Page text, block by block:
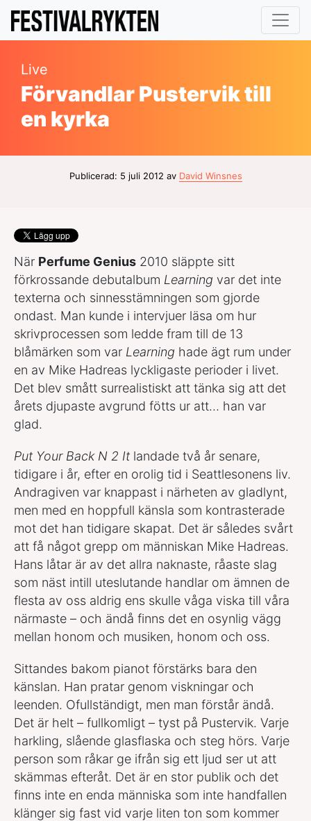
Live
Förvandlar Pustervik till
en kyrka
Publicerad: 5 juli 2012 av David Winsnes
När Perfume Genius 2010 släppte sitt
förkrossande debutalbum Learning var det inte
texterna och sinnesstämningen som gjorde
ondast. Man kunde i intervjuer läsa om hur
skrivprocessen som ledde fram till de 13
blåmärken som var Learning hade ägt rum under
en av Mike Hadreas lyckligaste perioder i livet.
Det blev smått surrealistiskt att tänka sig att det
årets djupaste avgrund fötts ur att… han var
glad.
Put Your Back N 2 It landade två år senare,
tidigare i år, efter en orolig tid i Seattlesonens liv.
Andragiven var knappast i närheten av gladlynt,
men med en hoppfull känsla som kontrasterade
mot det han tidigare skapat. Det är således svårt
att få något grepp om människan Mike Hadreas.
Hans låtar är av det allra naknaste, råaste slag
som näst intill uteslutande handlar om ämnen de
flesta av oss aldrig ens skulle våga viska till våra
närmaste – och ändå finns det en osynlig vägg
mellan honom och musiken, honom och oss.
Sittandes bakom pianot förstärks bara den
känslan. Han pratar genom viskningar och
leenden. Ofullständigt, men man förstår ändå.
Det är helt – fullkomligt – tyst på Pustervik. Varje
harkling, slående glasflaska och steg hörs. Varje
person som råkar ge ifrån sig ett ljud ser ut att
skämmas efteråt. Det är en stor publik och det
finns inte en enda människa som inte handfallen
klänger sig fast vid varje liten ton som kommer